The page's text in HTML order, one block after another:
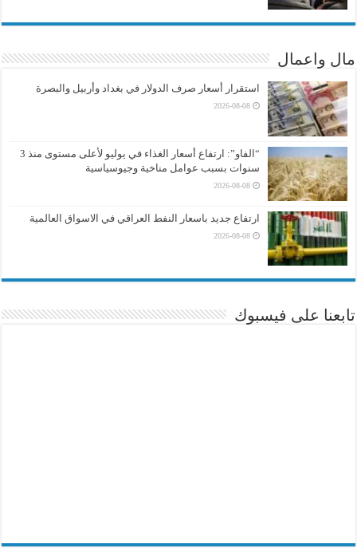
مال واعمال
استقرار أسعار صرف الدولار في بغداد وأربيل والبصرة
2026-08-08
“الفاو”: ارتفاع أسعار الغذاء في يوليو لأعلى مستوى منذ 3
سنوات بسبب عوامل مناخية وجيوسياسية
2026-08-08
ارتفاع جديد باسعار النفط العراقي في الاسواق العالمية
2026-08-08
تابعنا على فيسبوك